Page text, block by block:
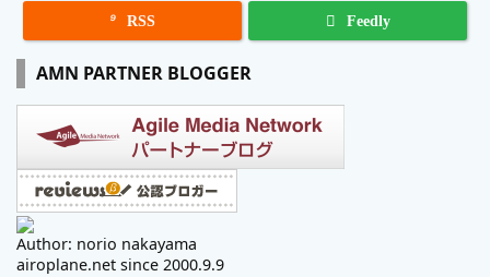
 RSS Feedly
AMN PARTNER BLOGGER
Author: norio nakayama
airoplane.net since 2000.9.9